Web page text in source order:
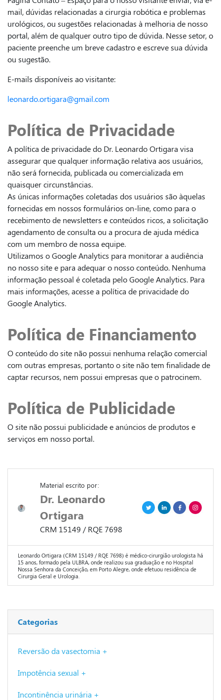
mail, dúvidas relacionadas a cirurgia robótica e problemas
urológicos, ou sugestões relacionadas à melhoria de nosso
portal, além de qualquer outro tipo de dúvida. Nesse setor, o
paciente preenche um breve cadastro e escreve sua dúvida
ou sugestão.
E-mails disponíveis ao visitante:
leonardo.ortigara@gmail.com
Política de Privacidade
A política de privacidade do Dr. Leonardo Ortigara visa
assegurar que qualquer informação relativa aos usuários,
não será fornecida, publicada ou comercializada em
quaisquer circunstâncias.
As únicas informações coletadas dos usuários são àquelas
fornecidas em nossos formulários on-line, como para o
recebimento de newsletters e conteúdos ricos, a solicitação
agendamento de consulta ou a procura de ajuda médica
com um membro de nossa equipe.
Utilizamos o Google Analytics para monitorar a audiência
no nosso site e para adequar o nosso conteúdo. Nenhuma
informação pessoal é coletada pelo Google Analytics. Para
mais informações, acesse a política de privacidade do
Google Analytics.
Política de Financiamento
O conteúdo do site não possui nenhuma relação comercial
com outras empresas, portanto o site não tem finalidade de
captar recursos, nem possui empresas que o patrocinem.
Política de Publicidade
O site não possui publicidade e anúncios de produtos e
serviços em nosso portal.
Material escrito por:
Dr. Leonardo
Ortigara
CRM 15149 / RQE 7698
Leonardo Ortigara (CRM 15149 / RQE 7698) é médico-cirurgião urologista há
15 anos, formado pela ULBRA, onde realizou sua graduação e no Hospital
Nossa Senhora da Conceição, em Porto Alegre, onde efetuou residência de
Cirurgia Geral e Urologia.
Categorias
Reversão da vasectomia +
Impotência sexual +
Incontinência urinária +